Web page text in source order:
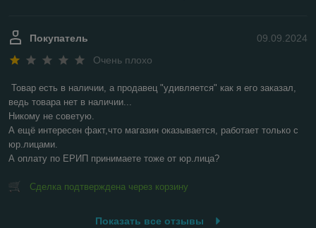
09.09.2024
Покупатель
Очень плохо
Товар есть в наличии, а продавец "удивляется" как я его заказал,
ведь товара нет в наличии...
Никому не советую.
А ещё интересен факт,что магазин оказывается, работает только с
юр.лицами.
А оплату по ЕРИП принимаете тоже от юр.лица?
Сделка подтверждена через корзину
Показать все отзывы